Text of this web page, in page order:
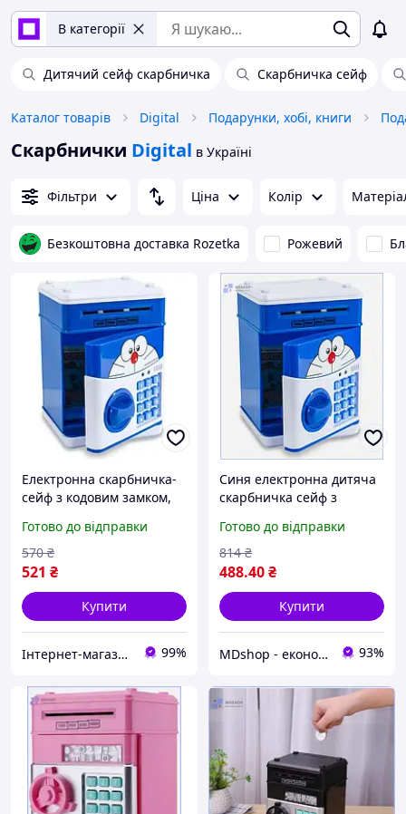
В категорії
Дитячий сейф скарбничка Скарбничка сейф
Каталог товарів Digital Подарунки, хобі, книги
Скарбнички Digital в Україні
Фільтри Ціна Колір
Безкоштовна доставка Rozetka Рожевий
Електронна скарбничка-
сейф з кодовим замком,
батарейок AA, металева,
синя
Готово до відправки
521 ₴
570 ₴
Купити
Інтернет-магазин TRINTA 99%
Синя електронна дитяча
скарбничка сейф з
функцією автоматичного
купюроприймача МШоп1
Готово до відправки
488.40₴
814 ₴
Купити
MDshop - економія поруч 93%